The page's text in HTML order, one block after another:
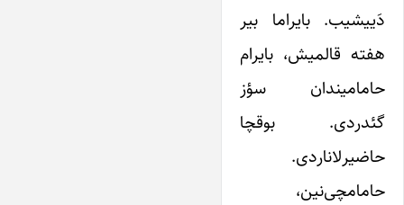
دَییشیب. بایراما بیر
هفته قالمیش، بایرام
حامامیندان سؤز
گئدردی. بوقچا
حاضیرلاناردی.
حامامچی‌نین،